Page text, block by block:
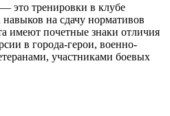
это тренировки в клубе
на сдачу нормативов
имеют почетные знаки отличия
в города-герои, военно-
участниками боевых